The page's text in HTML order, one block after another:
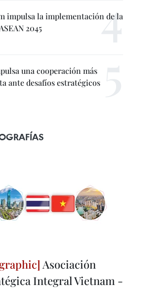
impulsa la implementación de la
2045
una cooperación más
ante desafíos estratégicos
Asociación
Integral Vietnam -